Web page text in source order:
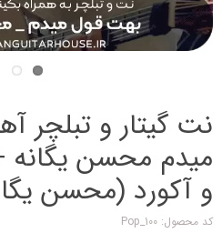
نت گیتار و تبلچر
میدم محسن یگانه
و آکورد (محسن
کد محصول: Pop_100